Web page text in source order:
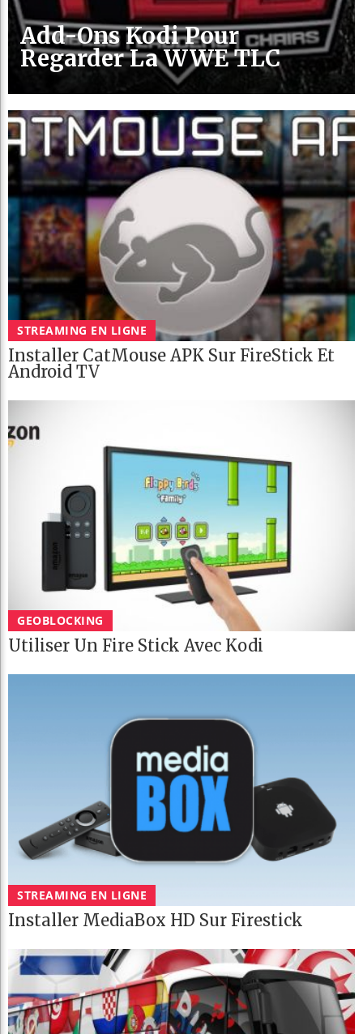
Add-Ons Kodi Pour
Regarder La WWE TLC
STREAMING EN LIGNE
Installer CatMouse APK Sur FireStick Et
Android TV
GEOBLOCKING
Utiliser Un Fire Stick Avec Kodi
STREAMING EN LIGNE
Installer MediaBox HD Sur Firestick